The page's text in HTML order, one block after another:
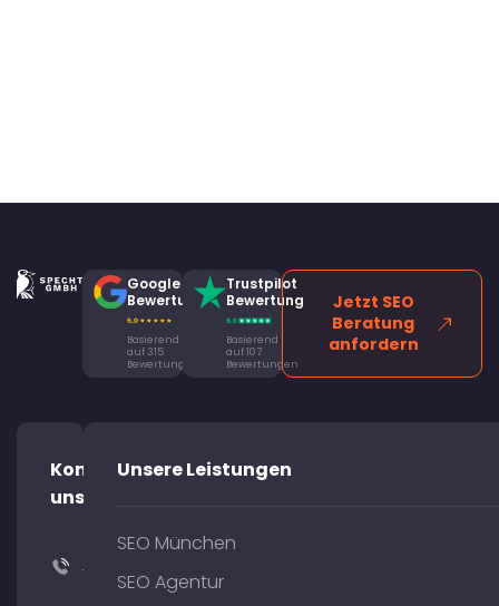
Google
Bewertung
Basierend
auf 315
Bewertungen
Trustpilot
Bewertung
Basierend
auf 107
Bewertungen
Jetzt SEO
Beratung
anfordern
Kontaktiere
uns!
+49
Unsere Leistungen
SEO München
SEO Agentur